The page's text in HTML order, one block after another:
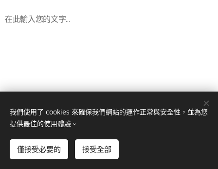
在此輸入您的文字…
福源淡水電動車© Copyright 2020
Reserved
Cookies
我們使用了 cookies 來確保我們網站的運作正常與安全性，並為您
提供最佳的使用體驗。
僅接受必要的 接受全部